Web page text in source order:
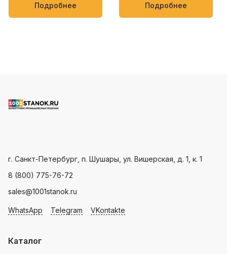
изделий, овощей и фруктов
Подробнее
полотенца, салфетки,
пищевые и бытовые
Подробнее
г. Санкт-Петербург, п. Шушары, ул. Вишерская, д. 1, к. 1
8 (800) 775-76-72
sales@1001stanok.ru
WhatsApp Telegram VKontakte
Каталог